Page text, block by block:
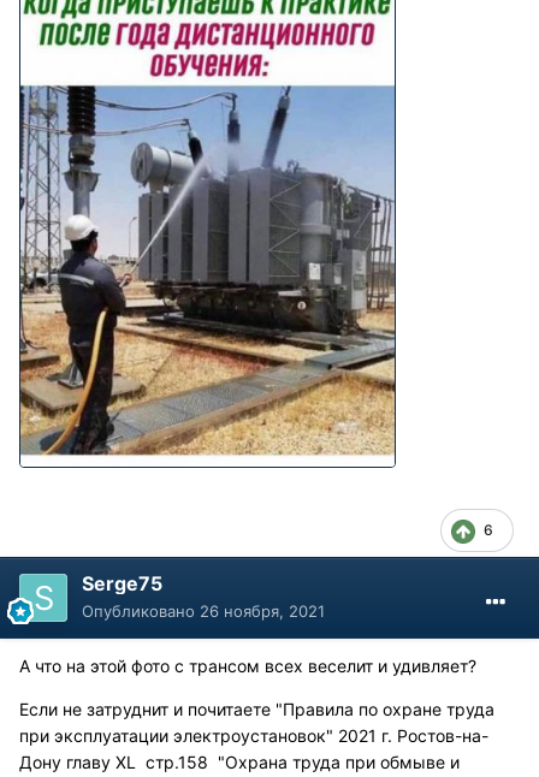
6
Serge75
Опубликовано 26 ноября, 2021
А что на этой фото с трансом всех веселит и удивляет?
Если не затруднит и почитаете "Правила по охране труда
при эксплуатации электроустановок" 2021 г. Ростов-на-
Дону главу XL стр.158 "Охрана труда при обмыве и